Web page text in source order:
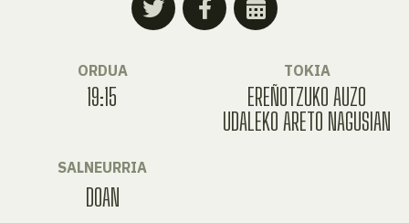
ORDUA
19:15
TOKIA
EREÑOTZUKO AUZO
UDALEKO ARETO NAGUSIAN
SALNEURRIA
DOAN